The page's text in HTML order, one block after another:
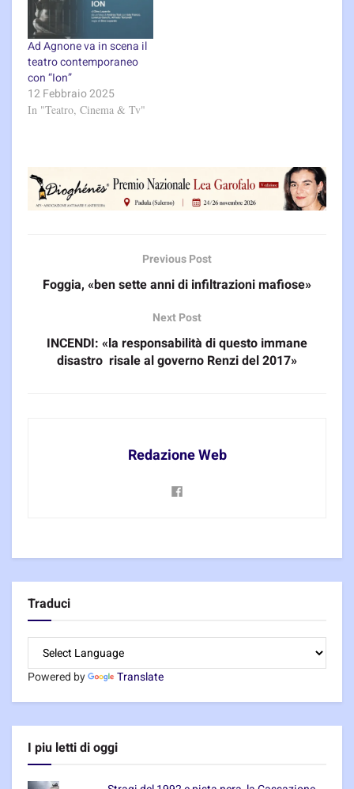
Ad Agnone va in scena il
teatro contemporaneo
con “Ion”
12 Febbraio 2025
In "Teatro, Cinema & Tv"
Previous Post
Foggia, «ben sette anni di infiltrazioni mafiose»
Next Post
INCENDI: «la responsabilità di questo immane
disastro risale al governo Renzi del 2017»
Redazione Web
Traduci
Powered by Translate
I piu letti di oggi